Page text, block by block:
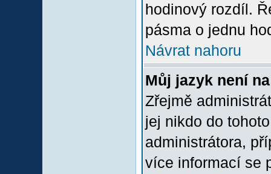
hodinový rozdíl.
pásma o jednu
Návrat nahoru
Můj jazyk není
Zřejmě
jej nikdo do
administrátora,
více informací se